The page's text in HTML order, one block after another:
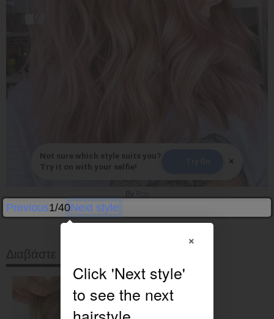
Not sure which style suits you?
Try it on with your selfie!
×
Previous1/40Next style
Διαβάστε στη συνέχεια
×